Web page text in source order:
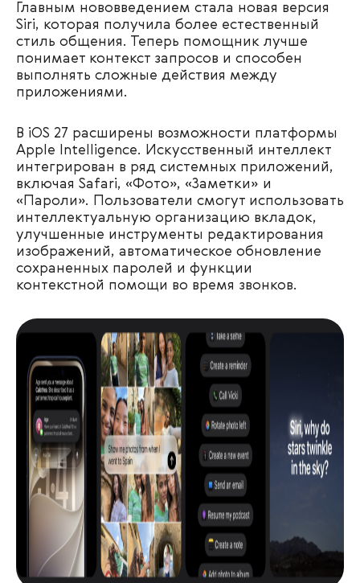
Главным нововведением стала новая версия
Siri, которая получила более естественный
стиль общения. Теперь помощник лучше
понимает контекст запросов и способен
выполнять сложные действия между
приложениями.
В iOS 27 расширены возможности платформы
Apple Intelligence. Искусственный интеллект
интегрирован в ряд системных приложений,
включая Safari, «Фото», «Заметки» и
«Пароли». Пользователи смогут использовать
интеллектуальную организацию вкладок,
улучшенные инструменты редактирования
изображений, автоматическое обновление
сохраненных паролей и функции
контекстной помощи во время звонков.